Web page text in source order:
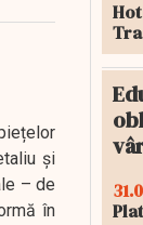
și
– de
în